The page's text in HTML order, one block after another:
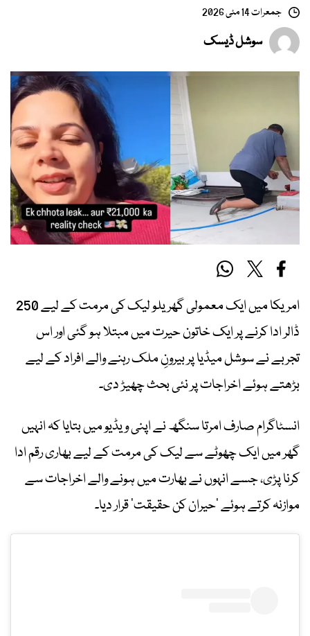
جمعرات 14 مئی 2026
سوشل ڈیسک
امریکا میں ایک معمولی گھریلو لیک کی مرمت کے لیے 250
ڈالر ادا کرنے پر ایک خاتون حیرت میں مبتلا ہو گئی اور اس
تجربے نے سوشل میڈیا پر بیرونِ ملک رہنے والے افراد کے لیے
بڑھتے ہوئے اخراجات پر نئی بحث چھیڑ دی۔
انسٹاگرام صارف امرتا سنگھ نے اپنی ویڈیو میں بتایا کہ انہیں
گھر میں ایک چھوٹے سے لیک کی مرمت کے لیے بھاری رقم ادا
کرنا پڑی، جسے انہوں نے بھارت میں ہونے والے اخراجات سے
موازنہ کرتے ہوئے ’حیران کن حقیقت‘ قرار دیا۔